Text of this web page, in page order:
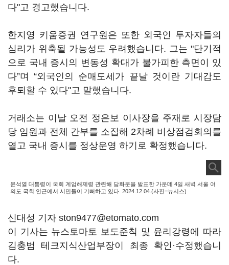
다"고 경고했습니다.
한지영 키움증권 연구원은 또한 외국인 투자자들의
심리가 위축될 가능성도 우려했습니다. 그는 "단기적
으로 국내 증시의 변동성 확대가 불가피한 측면이 있
다”며 “외국인의 순매도세가 끝날 것이란 기대감도
후퇴할 수 있다"고 말했습니다.
거래소는 이날 오전 정은보 이사장을 주재로 시장담
당 임원과 전체 간부를 소집해 2차례 비상점검회의를
열고 국내 증시를 정상운영 하기로 확정했습니다.
윤석열 대통령이 국회 계엄해제령 관련해 담화문을 발표한 가운데 4일 새벽 서울 여
의도 국회 인근에서 시민들이 기뻐하고 있다. 2024.12.04.(사진=뉴시스)
신대성 기자 ston9477@etomato.com
이 기사는 뉴스토마토 보도준칙 및 윤리강령에 따라
김충범 테크지식산업부장이 최종 확인·수정했습니
다.